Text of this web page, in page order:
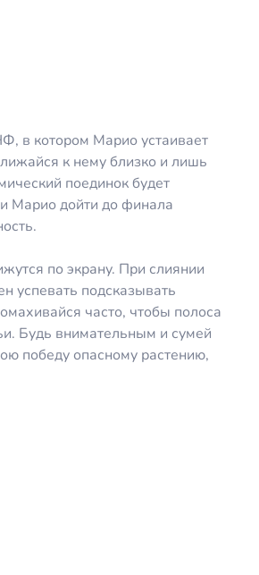
в котором Марио устаивает
к нему близко и лишь
поединок будет
Марио дойти до финала
по экрану. При слиянии
успевать подсказывать
часто, чтобы полоса
Будь внимательным и сумей
победу опасному растению,